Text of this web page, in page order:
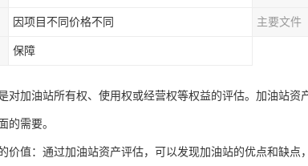
因项目不同价格不同 主要文件
保障
对加油站所有权、使用权或经营权等权益的评估。加油站资
的需要。
价值：通过加油站资产评估，可以发现加油站的优点和缺